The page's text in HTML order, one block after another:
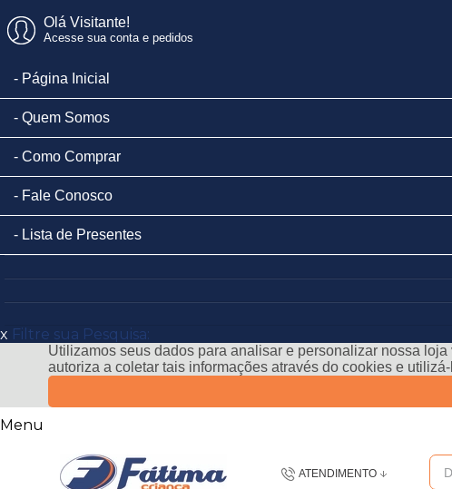
Olá Visitante!
Acesse sua conta e pedidos
Página Inicial
Quem Somos
Como Comprar
Fale Conosco
Lista de Presentes
x Filtre sua Pesquisa:
Utilizamos seus dados para analisar e personalizar nossa
autoriza a coletar tais informações através do cookies e
Menu
ATENDIMENTO